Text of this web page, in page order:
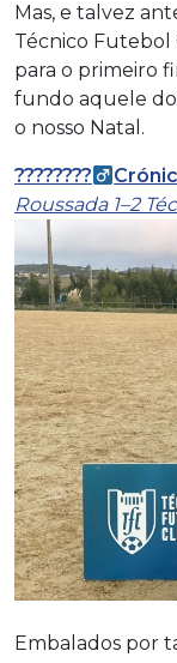
Mas, e talvez
Técnico Futebol
para o primeiro
fundo aquele
o nosso Natal.
????????‍
Roussada 1–2
Embalados por